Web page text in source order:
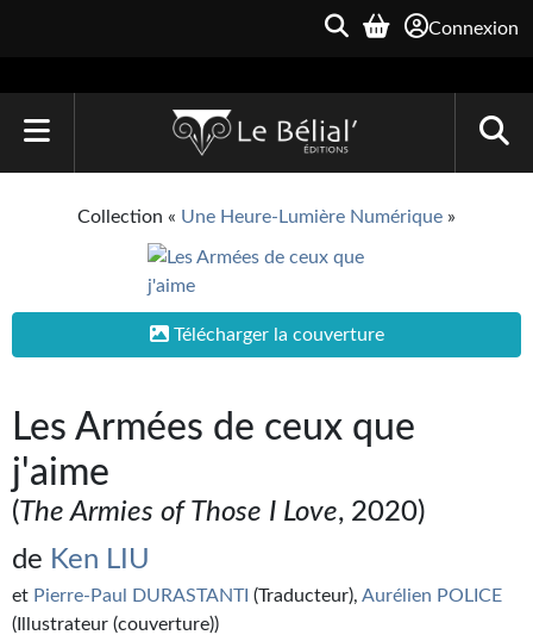
Connexion
Une Heure-Lumière
Quarante-Deux
Kvasar
Pulps
Collection « Une Heure-Lumière Numérique »
Télécharger la couverture
Les Armées de ceux que
j'aime
(The Armies of Those I Love, 2020)
de Ken LIU
et Pierre-Paul DURASTANTI (Traducteur), Aurélien POLICE
(Illustrateur (couverture))